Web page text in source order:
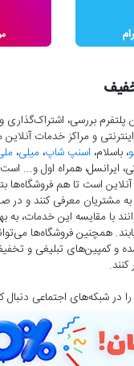
پلتفرم بررسی،
و مراکز خدمات آنلاین
، باسلام، اسنپ شاپ، میلی،
ایرانسل، همراه اول و...
است تا هم فروشگاه‌ها
مشتریان معرفی کنند و در
با مقایسه این خدمات،
همچنین فروشگاه‌ها
و کمپین‌های تبلیغی و
کنند.
را در شبکه‌های اجتماعی دنبال